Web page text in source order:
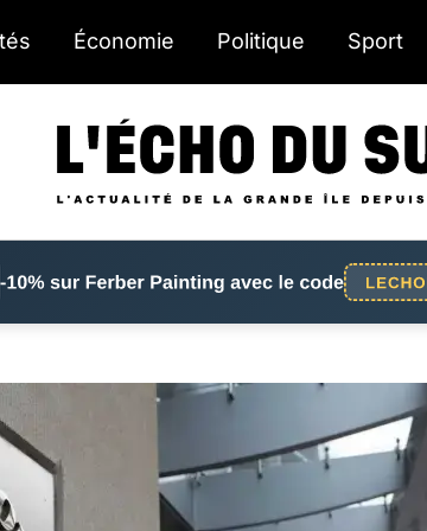
Économie Politique Sport